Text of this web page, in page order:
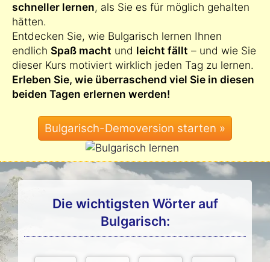
schneller lernen, als Sie es für möglich gehalten
hätten.
Entdecken Sie, wie Bulgarisch lernen Ihnen
endlich Spaß macht und leicht fällt – und wie Sie
dieser Kurs motiviert wirklich jeden Tag zu lernen.
Erleben Sie, wie überraschend viel Sie in diesen
beiden Tagen erlernen werden!
Die wichtigsten Wörter auf
Bulgarisch: